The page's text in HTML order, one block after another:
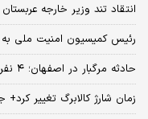
انتقاد تند وزیر خارجه عربستان
رئیس کمیسیون امنیت ملی به
حادثه مرگبار در اصفهان؛ ۴ نفر جان باختند
زمان شارژ کالابرگ تغییر کرد+